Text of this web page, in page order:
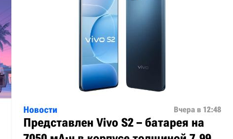
Новости Вчера в 12:48
Представлен Vivo S2 – батарея на